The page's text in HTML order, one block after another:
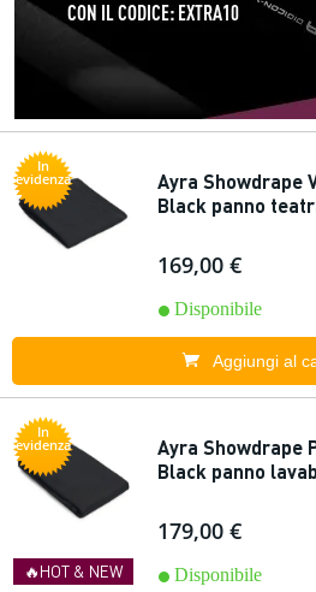
In
evidenza
Ayra Showdrape
Black panno
169,00 €
Disponibile
Aggiungi al
In
evidenza
🔥HOT & NEW
Ayra Showdrape
Black panno
179,00 €
Disponibile